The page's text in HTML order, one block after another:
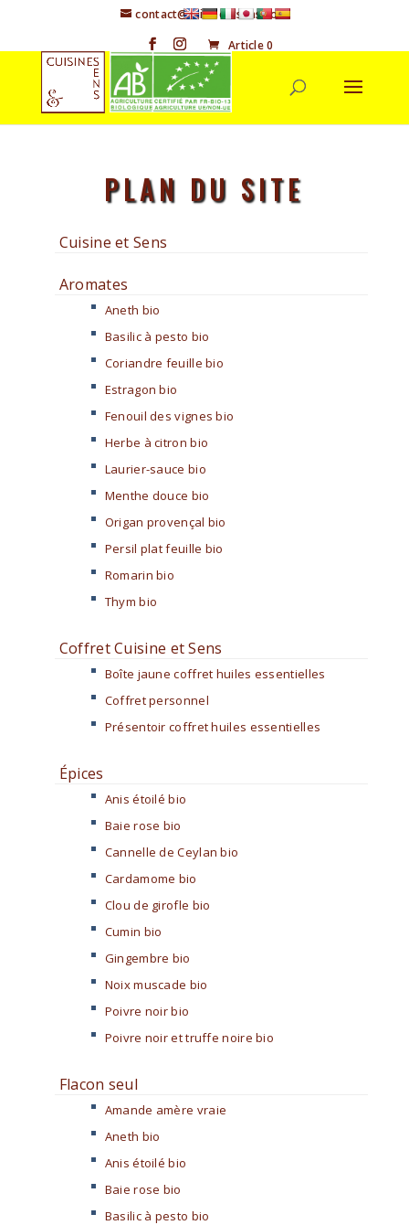
contact@cuisineetsens.com
Article 0
PLAN DU SITE
Cuisine et Sens
Aromates
Aneth bio
Basilic à pesto bio
Coriandre feuille bio
Estragon bio
Fenouil des vignes bio
Herbe à citron bio
Laurier-sauce bio
Menthe douce bio
Origan provençal bio
Persil plat feuille bio
Romarin bio
Thym bio
Coffret Cuisine et Sens
Boîte jaune coffret huiles essentielles
Coffret personnel
Présentoir coffret huiles essentielles
Épices
Anis étoilé bio
Baie rose bio
Cannelle de Ceylan bio
Cardamome bio
Clou de girofle bio
Cumin bio
Gingembre bio
Noix muscade bio
Poivre noir bio
Poivre noir et truffe noire bio
Flacon seul
Amande amère vraie
Aneth bio
Anis étoilé bio
Baie rose bio
Basilic à pesto bio